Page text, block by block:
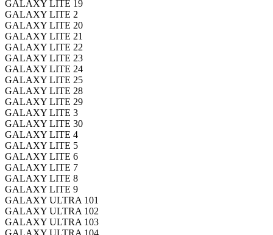
GALAXY LITE 19
GALAXY LITE 2
GALAXY LITE 20
GALAXY LITE 21
GALAXY LITE 22
GALAXY LITE 23
GALAXY LITE 24
GALAXY LITE 25
GALAXY LITE 28
GALAXY LITE 29
GALAXY LITE 3
GALAXY LITE 30
GALAXY LITE 4
GALAXY LITE 5
GALAXY LITE 6
GALAXY LITE 7
GALAXY LITE 8
GALAXY LITE 9
GALAXY ULTRA 101
GALAXY ULTRA 102
GALAXY ULTRA 103
GALAXY ULTRA 104